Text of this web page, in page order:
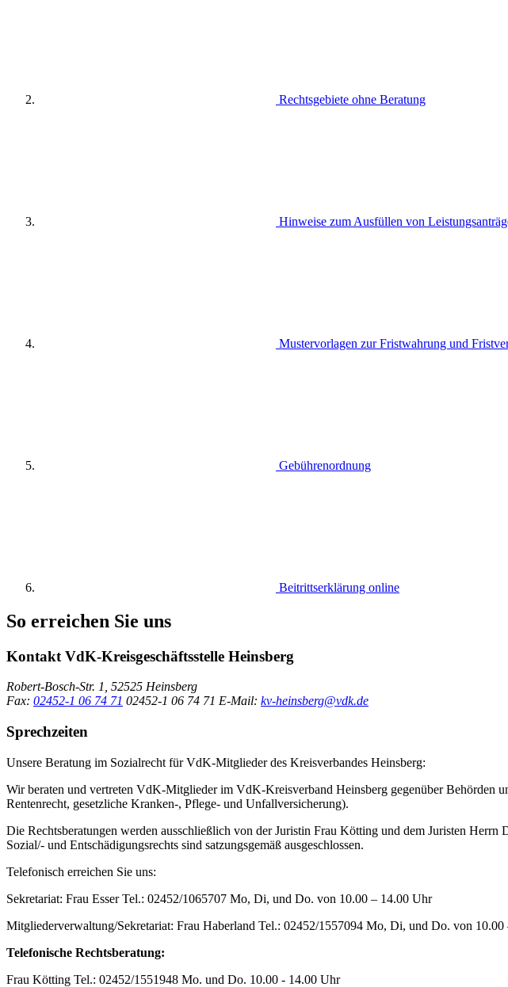
Rechtsgebiete ohne Beratung
Hinweise zum Ausfüllen von
Mustervorlagen zur Fristwahrung und
Gebührenordnung
Beitrittserklärung online
So erreichen Sie uns
Kontakt VdK-Kreisgeschäftsstelle Heinsberg
Robert-Bosch-Str. 1, 52525 Heinsberg
Fax: 02452-1 06 74 71 02452-1 06 74 71 E-Mail: kv-heinsberg@vdk.de
Sprechzeiten
Unsere Beratung im Sozialrecht für VdK-Mitglieder des Kreisverbandes Heinsberg:
Wir beraten und vertreten VdK-Mitglieder im VdK-Kreisverband Heinsberg gegenüber Behörden
Rentenrecht, gesetzliche Kranken-, Pflege- und Unfallversicherung).
Die Rechtsberatungen werden ausschließlich von der Juristin Frau Kötting und dem Juristen
Sozial/- und Entschädigungsrechts sind satzungsgemäß ausgeschlossen.
Telefonisch erreichen Sie uns:
Sekretariat: Frau Esser Tel.: 02452/1065707 Mo, Di, und Do. von 10.00 – 14.00 Uhr
Mitgliederverwaltung/Sekretariat: Frau Haberland Tel.: 02452/1557094 Mo, Di, und Do. von
Telefonische Rechtsberatung:
Frau Kötting Tel.: 02452/1551948 Mo. und Do. 10.00 - 14.00 Uhr